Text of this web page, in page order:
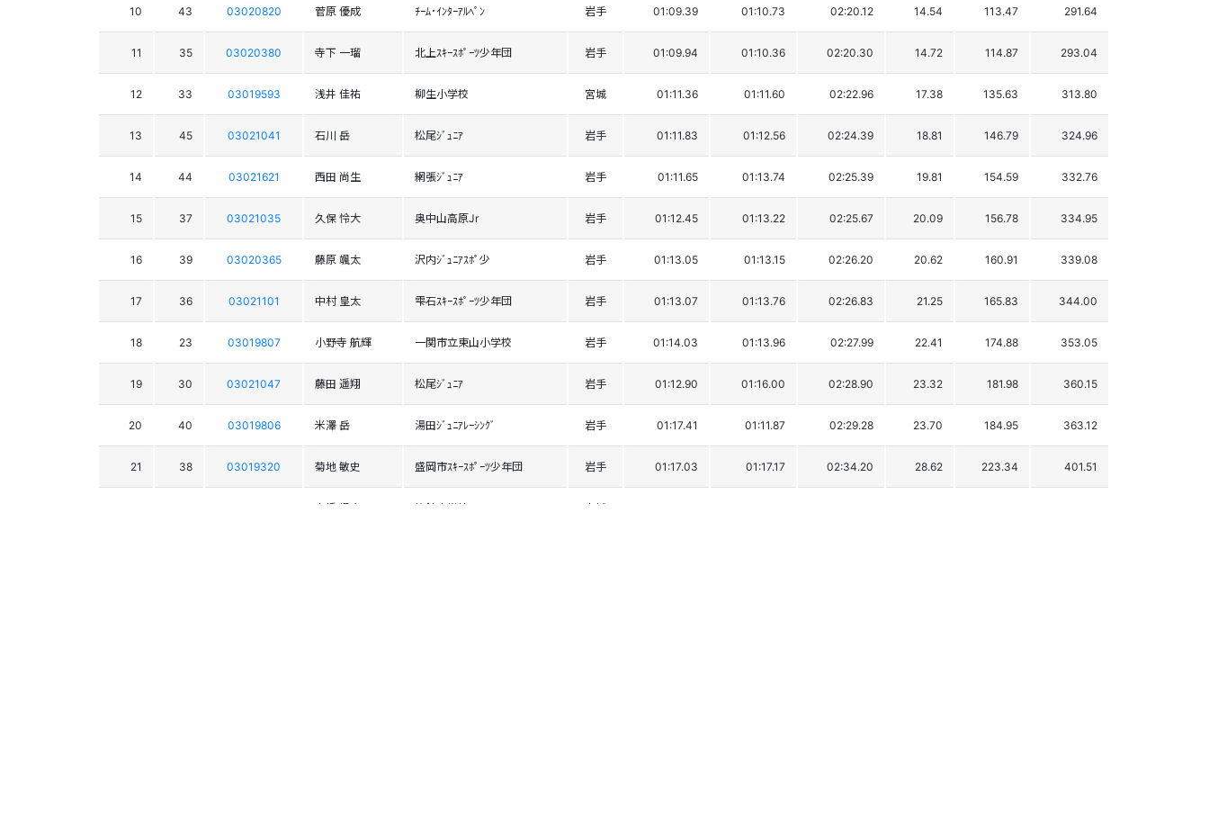
10 43 03020820 菅原 優成 ﾁｰﾑ･ｲﾝﾀｰｱﾙﾍﾟﾝ 岩手 01:09.39 01:10.73 02:20.12 14.54 113.47 291.64
11 35 03020380 寺下 一瑠 北上ｽｷｰｽﾎﾟｰﾂ少年団 岩手 01:09.94 01:10.36 02:20.30 14.72 114.87 293.04
12 33 03019593 浅井 佳祐 柳生小学校 宮城 01:11.36 01:11.60 02:22.96 17.38 135.63 313.80
13 45 03021041 石川 岳 松尾ｼﾞｭﾆｱ 岩手 01:11.83 01:12.56 02:24.39 18.81 146.79 324.96
14 44 03021621 西田 尚生 網張ｼﾞｭﾆｱ 岩手 01:11.65 01:13.74 02:25.39 19.81 154.59 332.76
15 37 03021035 久保 怜大 奥中山高原Jr 岩手 01:12.45 01:13.22 02:25.67 20.09 156.78 334.95
16 39 03020365 藤原 颯太 沢内ｼﾞｭﾆｱｽﾎﾟ少 岩手 01:13.05 01:13.15 02:26.20 20.62 160.91 339.08
17 36 03021101 中村 皇太 雫石ｽｷｰｽﾎﾟｰﾂ少年団 岩手 01:13.07 01:13.76 02:26.83 21.25 165.83 344.00
18 23 03019807 小野寺 航輝 一関市立東山小学校 岩手 01:14.03 01:13.96 02:27.99 22.41 174.88 353.05
19 30 03021047 藤田 遥翔 松尾ｼﾞｭﾆｱ 岩手 01:12.90 01:16.00 02:28.90 23.32 181.98 360.15
20 40 03019806 米澤 岳 湯田ｼﾞｭﾆｱﾚｰｼﾝｸﾞ 岩手 01:17.41 01:11.87 02:29.28 23.70 184.95 363.12
21 38 03019320 菊地 敏史 盛岡市ｽｷｰｽﾎﾟｰﾂ少年団 岩手 01:17.03 01:17.17 02:34.20 28.62 223.34 401.51
髙橋 颯太 築館小学校 宮城